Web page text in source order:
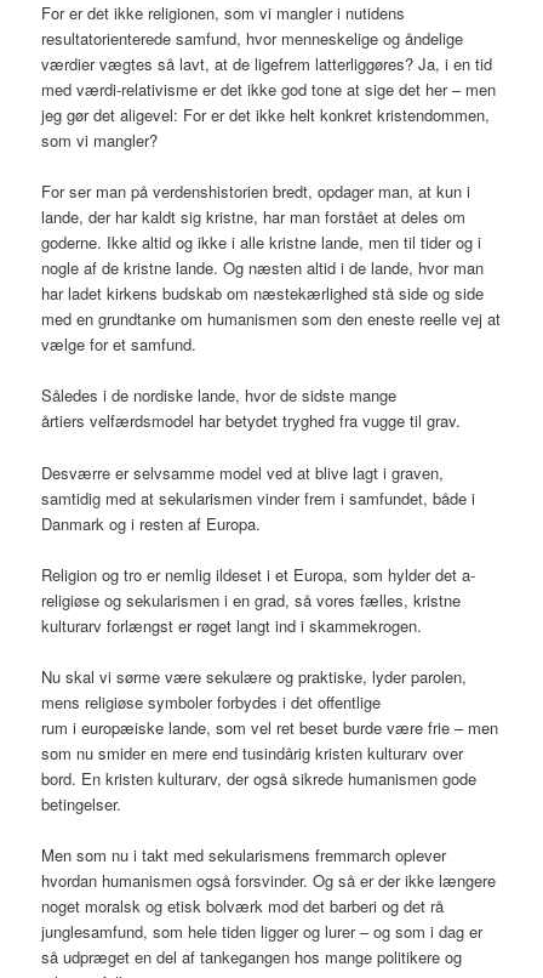
For er det ikke religionen, som vi mangler i nutidens
resultatorienterede samfund, hvor menneskelige og åndelige
værdier vægtes så lavt, at de ligefrem latterliggøres? Ja, i en tid
med værdi-relativisme er det ikke god tone at sige det her – men
jeg gør det aligevel: For er det ikke helt konkret kristendommen,
som vi mangler?
For ser man på verdenshistorien bredt, opdager man, at kun i
lande, der har kaldt sig kristne, har man forstået at deles om
goderne. Ikke altid og ikke i alle kristne lande, men til tider og i
nogle af de kristne lande. Og næsten altid i de lande, hvor man
har ladet kirkens budskab om næstekærlighed stå side og side
med en grundtanke om humanismen som den eneste reelle vej at
vælge for et samfund.
Således i de nordiske lande, hvor de sidste mange
årtiers velfærdsmodel har betydet tryghed fra vugge til grav.
Desværre er selvsamme model ved at blive lagt i graven,
samtidig med at sekularismen vinder frem i samfundet, både i
Danmark og i resten af Europa.
Religion og tro er nemlig ildeset i et Europa, som hylder det a-
religiøse og sekularismen i en grad, så vores fælles, kristne
kulturarv forlængst er røget langt ind i skammekrogen.
Nu skal vi sørme være sekulære og praktiske, lyder parolen,
mens religiøse symboler forbydes i det offentlige
rum i europæiske lande, som vel ret beset burde være frie – men
som nu smider en mere end tusindårig kristen kulturarv over
bord. En kristen kulturarv, der også sikrede humanismen gode
betingelser.
Men som nu i takt med sekularismens fremmarch oplever
hvordan humanismen også forsvinder. Og så er der ikke længere
noget moralsk og etisk bolværk mod det barberi og det rå
junglesamfund, som hele tiden ligger og lurer – og som i dag er
så udpræget en del af tankegangen hos mange politikere og